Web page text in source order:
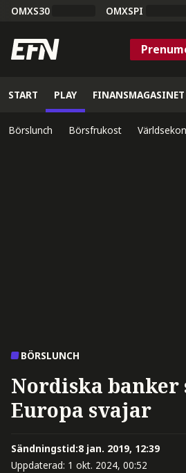
OMXS30 OMXSPI
START PLAY FINANSMAGASINET
Börslunch Börsfrukost
BÖRSLUNCH
Nordiska
Europa svajar
Sändningstid:8 jan. 2019, 12:39
Uppdaterad: 1 okt. 2024, 00:52